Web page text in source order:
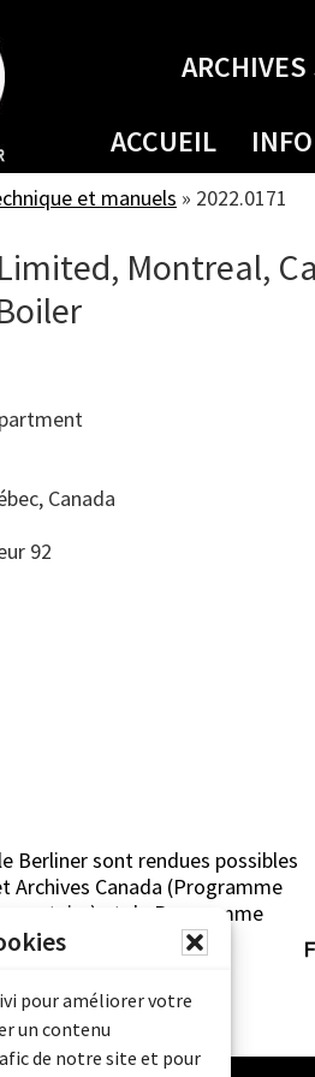
pour améliorer votre
un contenu
de notre site et pour
ACCUEIL
et manuels » 2022.0171
Montreal,
Canada
92
Berliner sont rendues possibles
Archives Canada (Programme
et du Programme